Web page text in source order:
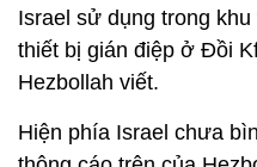
Israel sử dụng trong
thiết bị gián điệp ở Đồi
Hezbollah viết.
Hiện phía Israel chưa